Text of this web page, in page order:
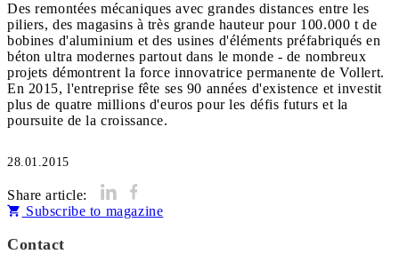
Des remontées mécaniques avec grandes distances entre les
piliers, des magasins à très grande hauteur pour 100.000 t de
bobines d'aluminium et des usines d'éléments préfabriqués en
béton ultra modernes partout dans le monde - de nombreux
projets démontrent la force innovatrice permanente de Vollert.
En 2015, l'entreprise fête ses 90 années d'existence et investit
plus de quatre millions d'euros pour les défis futurs et la
poursuite de la croissance.
28.01.2015
Share article:
Subscribe to magazine
Contact